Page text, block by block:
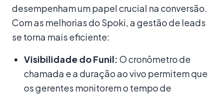
desempenham um papel crucial na conversão.
Com as melhorias do Spoki, a gestão de leads
se torna mais eficiente:
Visibilidade do Funil: O cronômetro de
chamada e a duração ao vivo permitem que
os gerentes monitorem o tempo de